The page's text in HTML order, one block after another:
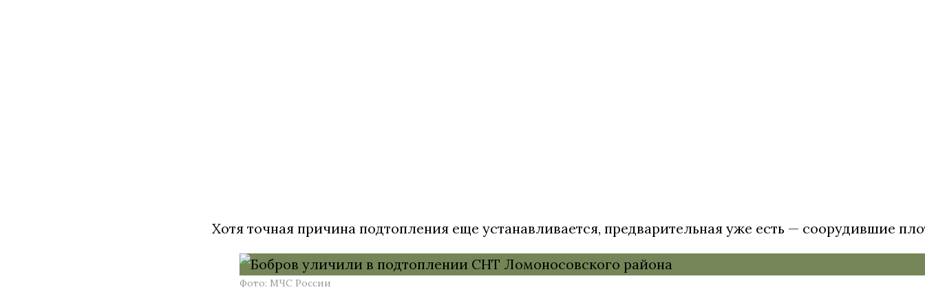
Хотя точная причина подтопления еще устанавливается, предварительная уже есть — соорудившие
Фото: МЧС России